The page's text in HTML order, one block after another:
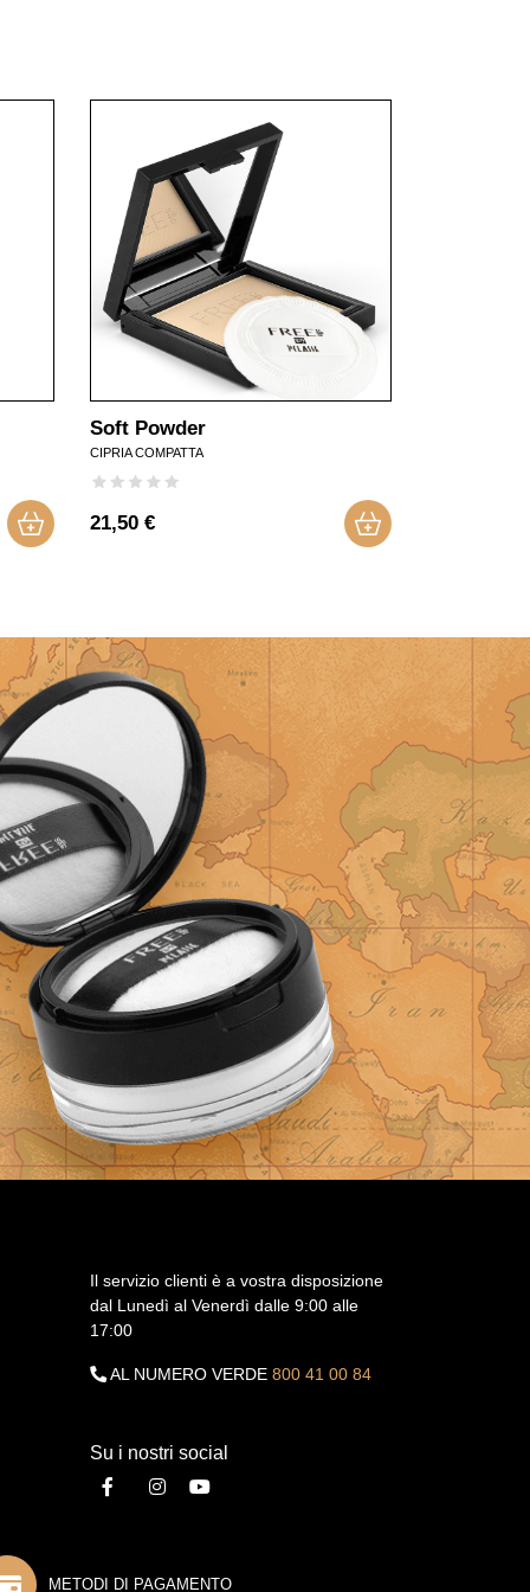
Soft Powder
CIPRIA COMPATTA
21,50 €
Il servizio clienti è a vostra disposizione
dal Lunedì al Venerdì dalle 9:00 alle
17:00
AL NUMERO VERDE 800 41 00 84
Su i nostri social
METODI DI PAGAMENTO